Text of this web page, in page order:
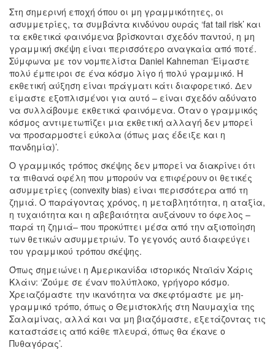
Στη σημερινή εποχή όπου οι μη γραμμικότητες, οι
ασυμμετρίες, τα συμβάντα κινδύνου ουράς ‘fat tail risk’ και
τα εκθετικά φαινόμενα βρίσκονται σχεδόν παντού, η μη
γραμμική σκέψη είναι περισσότερο αναγκαία από ποτέ.
Σύμφωνα με τον νομπελίστα Daniel Kahneman ‘Είμαστε
πολύ έμπειροι σε ένα κόσμο λίγο ή πολύ γραμμικό. Η
εκθετική αύξηση είναι πράγματι κάτι διαφορετικό. Δεν
είμαστε εξοπλισμένοι για αυτό – είναι σχεδόν αδύνατο
να συλλάβουμε εκθετικά φαινόμενα. Όταν ο γραμμικός
κόσμος αντιμετωπίζει μια εκθετική αλλαγή δεν μπορεί
να προσαρμοστεί εύκολα (όπως μας έδειξε και η
πανδημία)’.
Ο γραμμικός τρόπος σκέψης δεν μπορεί να διακρίνει ότι
τα πιθανά οφέλη που μπορούν να επιφέρουν οι θετικές
ασυμμετρίες (convexity bias) είναι περισσότερα από τη
ζημιά. Ο παράγοντας χρόνος, η μεταβλητότητα, η αταξία,
η τυχαιότητα και η αβεβαιότητα αυξάνουν το όφελος –
παρά τη ζημιά– που προκύπτει μέσα από την αξιοποίηση
των θετικών ασυμμετριών. Το γεγονός αυτό διαφεύγει
του γραμμικού τρόπου σκέψης.
Όπως σημειώνει η Αμερικανίδα ιστορικός Νταϊάν Χάρις
Κλάιν: ‘Ζούμε σε έναν πολύπλοκο, γρήγορο κόσμο.
Χρειαζόμαστε την ικανότητα να σκεφτόμαστε με μη-
γραμμικό τρόπο, όπως ο Θεμιστοκλής στη Ναυμαχία της
Σαλαμίνας, αλλά και να μη βιαζόμαστε, εξετάζοντας τις
καταστάσεις από κάθε πλευρά, όπως θα έκανε ο
Πυθαγόρας’.